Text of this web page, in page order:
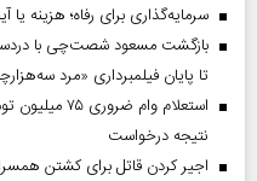
سرمایه‌گذاری برای رفاه؛ هزینه یا
بازگشت مسعود شصت‌چی با
تا پایان فیلمبرداری «مرد
استعلام وام
نتیجه درخواست
اجیر کردن قاتل برای کشتن